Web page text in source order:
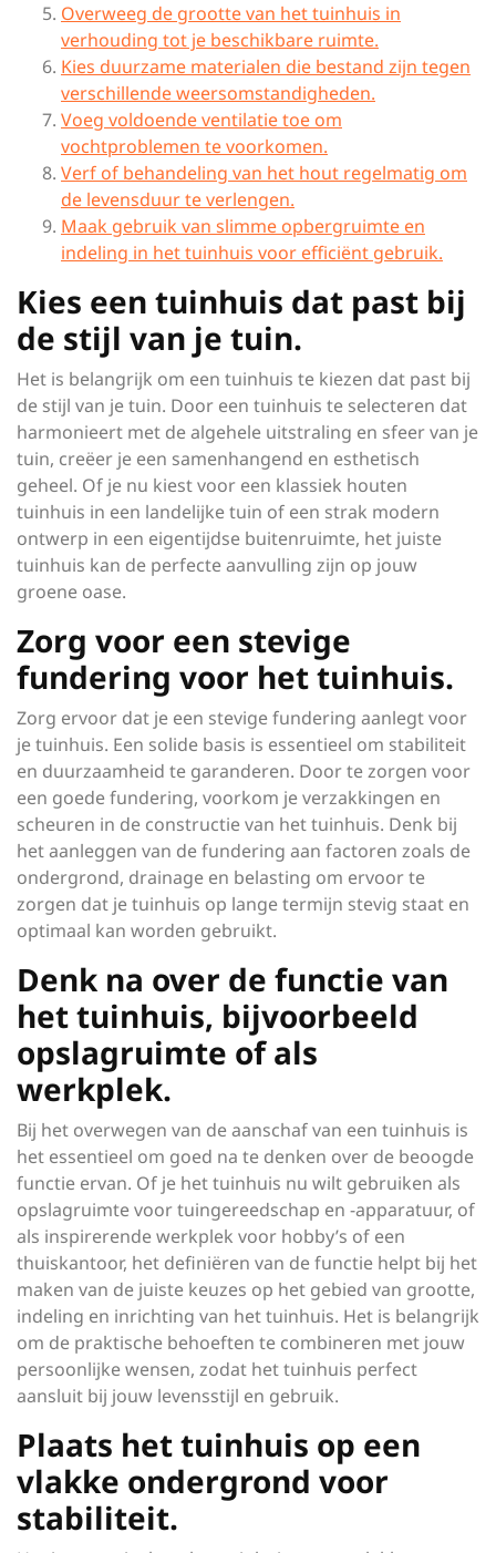
Overweeg de grootte van het tuinhuis in
verhouding tot je beschikbare ruimte.
Kies duurzame materialen die bestand zijn tegen
verschillende weersomstandigheden.
Voeg voldoende ventilatie toe om
vochtproblemen te voorkomen.
Verf of behandeling van het hout regelmatig om
de levensduur te verlengen.
Maak gebruik van slimme opbergruimte en
indeling in het tuinhuis voor efficiënt gebruik.
Kies een tuinhuis dat past bij
de stijl van je tuin.
Het is belangrijk om een tuinhuis te kiezen dat past bij
de stijl van je tuin. Door een tuinhuis te selecteren dat
harmonieert met de algehele uitstraling en sfeer van je
tuin, creëer je een samenhangend en esthetisch
geheel. Of je nu kiest voor een klassiek houten
tuinhuis in een landelijke tuin of een strak modern
ontwerp in een eigentijdse buitenruimte, het juiste
tuinhuis kan de perfecte aanvulling zijn op jouw
groene oase.
Zorg voor een stevige
fundering voor het tuinhuis.
Zorg ervoor dat je een stevige fundering aanlegt voor
je tuinhuis. Een solide basis is essentieel om stabiliteit
en duurzaamheid te garanderen. Door te zorgen voor
een goede fundering, voorkom je verzakkingen en
scheuren in de constructie van het tuinhuis. Denk bij
het aanleggen van de fundering aan factoren zoals de
ondergrond, drainage en belasting om ervoor te
zorgen dat je tuinhuis op lange termijn stevig staat en
optimaal kan worden gebruikt.
Denk na over de functie van
het tuinhuis, bijvoorbeeld
opslagruimte of als
werkplek.
Bij het overwegen van de aanschaf van een tuinhuis is
het essentieel om goed na te denken over de beoogde
functie ervan. Of je het tuinhuis nu wilt gebruiken als
opslagruimte voor tuingereedschap en -apparatuur, of
als inspirerende werkplek voor hobby’s of een
thuiskantoor, het definiëren van de functie helpt bij het
maken van de juiste keuzes op het gebied van grootte,
indeling en inrichting van het tuinhuis. Het is belangrijk
om de praktische behoeften te combineren met jouw
persoonlijke wensen, zodat het tuinhuis perfect
aansluit bij jouw levensstijl en gebruik.
Plaats het tuinhuis op een
vlakke ondergrond voor
stabiliteit.